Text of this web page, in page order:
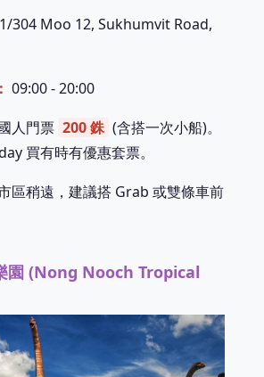
304 Moo 12, Sukhumvit Road,
09:00 - 20:00
人門票 200 銖 (含搭一次小船)。
買有時有優惠套票。
區稍遠，建議搭 Grab 或雙條車前
園 (Nong Nooch Tropical